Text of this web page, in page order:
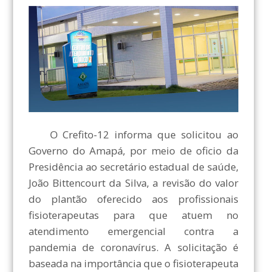
O Crefito-12 informa que solicitou ao
Governo do Amapá, por meio de oficio da
Presidência ao secretário estadual de saúde,
João Bittencourt da Silva, a revisão do valor
do plantão oferecido aos profissionais
fisioterapeutas para que atuem no
atendimento emergencial contra a
pandemia de coronavírus. A solicitação é
baseada na importância que o fisioterapeuta